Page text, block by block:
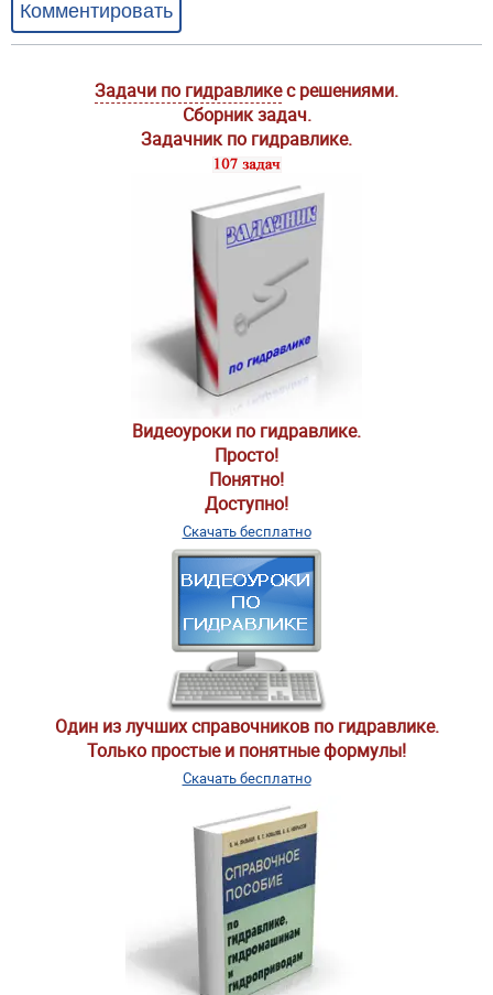
Задачи по гидравликес решениями.
Сборник задач.
Задачник по гидравлике.
Видеоуроки по гидравлике.
Просто!
Понятно!
Доступно!
Скачать бесплатно
Один из лучших справочников по гидравлике.
Только простые и понятные формулы!
Скачать бесплатно
Комментировать